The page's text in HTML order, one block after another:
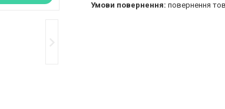
повернення